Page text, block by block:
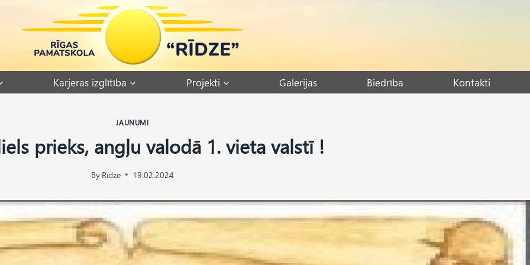
Karjeras izglītība Projekti Galerijas Biedrība Kontakti
JAUNUMI
prieks, angļu valodā 1. vieta valstī !
By Rīdze 19.02.2024